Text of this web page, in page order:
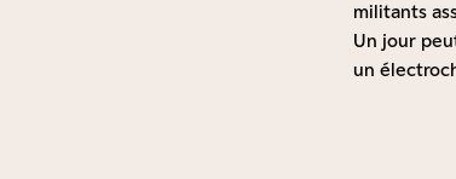
militants
Un jour
un